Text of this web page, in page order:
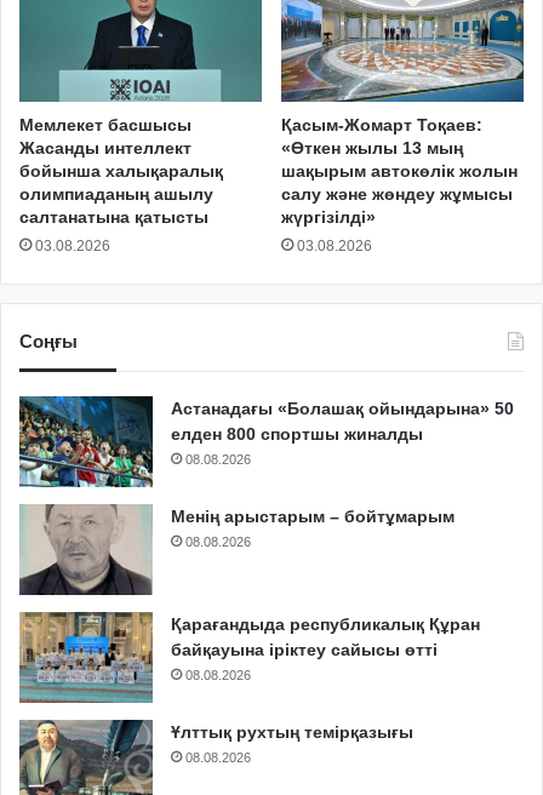
Мемлекет басшысы
Жасанды интеллект
бойынша халықаралық
олимпиаданың ашылу
салтанатына қатысты
03.08.2026
Қасым-Жомарт Тоқаев:
«Өткен жылы 13 мың
шақырым автокөлік жолын
салу және жөндеу жұмысы
жүргізілді»
03.08.2026
Соңғы
Астанадағы «Болашақ ойындарына» 50
елден 800 спортшы жиналды
08.08.2026
Менің арыстарым – бойтұмарым
08.08.2026
Қарағандыда республикалық Құран
байқауына іріктеу сайысы өтті
08.08.2026
Ұлттық рухтың темірқазығы
08.08.2026